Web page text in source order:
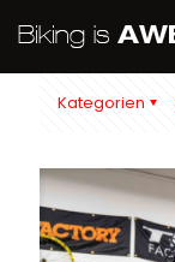
Kategorien